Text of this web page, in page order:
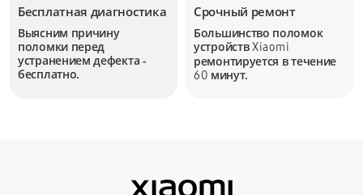
Бесплатная диагностика
Выясним причину
поломки перед
устранением дефекта -
бесплатно.
Срочный ремонт
Большинство поломок
устройствXiaomi
ремонтируется в течение
60 минут.